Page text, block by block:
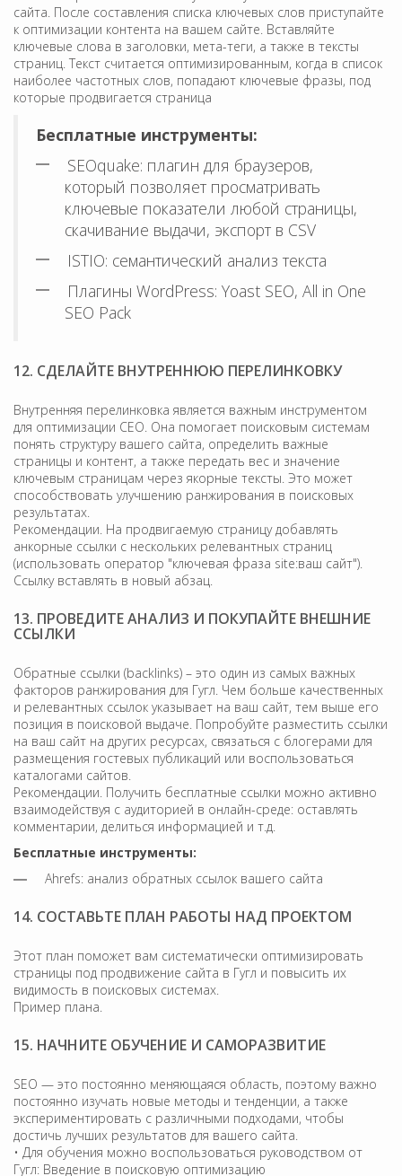
сайта. После составления списка ключевых слов приступайте
к оптимизации контента на вашем сайте. Вставляйте
ключевые слова в заголовки, мета-теги, а также в тексты
страниц. Текст считается оптимизированным, когда в список
наиболее частотных слов, попадают ключевые фразы, под
которые продвигается страница
Бесплатные инструменты:
SEOquake: плагин для браузеров,
который позволяет просматривать
ключевые показатели любой страницы,
скачивание выдачи, экспорт в CSV
ISTIO: семантический анализ текста
Плагины WordPress: Yoast SEO, All in One
SEO Pack
12. СДЕЛАЙТЕ ВНУТРЕННЮЮ ПЕРЕЛИНКОВКУ
Внутренняя перелинковка является важным инструментом
для оптимизации СEO. Она помогает поисковым системам
понять структуру вашего сайта, определить важные
страницы и контент, а также передать вес и значение
ключевым страницам через якорные тексты. Это может
способствовать улучшению ранжирования в поисковых
результатах.
Рекомендации. На продвигаемую страницу добавлять
анкорные ссылки с нескольких релевантных страниц
(использовать оператор "ключевая фраза site:ваш сайт").
Ссылку вставлять в новый абзац.
13. ПРОВЕДИТЕ АНАЛИЗ И ПОКУПАЙТЕ ВНЕШНИЕ
ССЫЛКИ
Обратные ссылки (backlinks) – это один из самых важных
факторов ранжирования для Гугл. Чем больше качественных
и релевантных ссылок указывает на ваш сайт, тем выше его
позиция в поисковой выдаче. Попробуйте разместить ссылки
на ваш сайт на других ресурсах, связаться с блогерами для
размещения гостевых публикаций или воспользоваться
каталогами сайтов.
Рекомендации. Получить бесплатные ссылки можно активно
взаимодействуя с аудиторией в онлайн-среде: оставлять
комментарии, делиться информацией и т.д.
Бесплатные инструменты:
Ahrefs: анализ обратных ссылок вашего сайта
14. СОСТАВЬТЕ ПЛАН РАБОТЫ НАД ПРОЕКТОМ
Этот план поможет вам систематически оптимизировать
страницы под продвижение сайта в Гугл и повысить их
видимость в поисковых системах.
Пример плана.
15. НАЧНИТЕ ОБУЧЕНИЕ И САМОРАЗВИТИЕ
SEO — это постоянно меняющаяся область, поэтому важно
постоянно изучать новые методы и тенденции, а также
экспериментировать с различными подходами, чтобы
достичь лучших результатов для вашего сайта.
• Для обучения можно воспользоваться руководством от
Гугл: Введение в поисковую оптимизацию